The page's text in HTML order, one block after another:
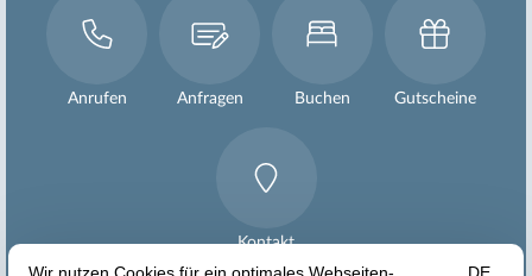
Anrufen Anfragen Buchen Gutscheine
Kontakt